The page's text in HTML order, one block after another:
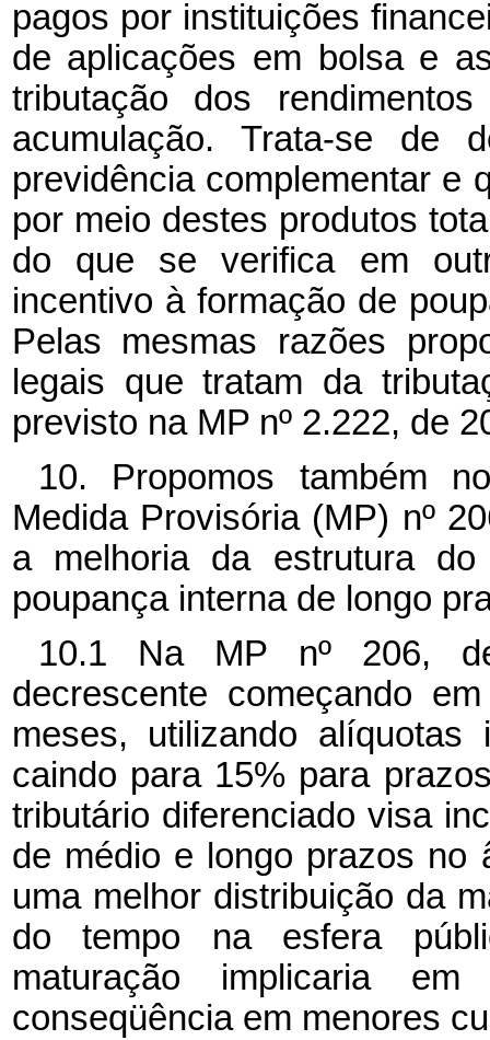
pagos por instituições
de aplicações em bolsa e
tributação dos
acumulação. Trata-se de
previdência complementar e
por meio destes produtos
do que se verifica em
incentivo à formação de
Pelas mesmas razões
legais que tratam da
previsto na MP nº 2.222, de
10. Propomos também
Medida Provisória (MP) nº
a melhoria da estrutura
poupança interna de longo
10.1 Na MP nº 206,
decrescente começando
meses, utilizando
caindo para 15% para
tributário diferenciado visa
de médio e longo prazos no
uma melhor distribuição da
do tempo na esfera
maturação implicaria
conseqüência em menores